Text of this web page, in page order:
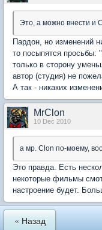
Это, а можно внести и
Пардон, но изменений
то посыпятся просьбы:
только в сторону
автор (студия) не
А так - никаких
MrClon
10 Dec 2010
а мр. Clon по-моему,
Это правда. Есть
некоторые фильмы
настроение будет.
« Назад